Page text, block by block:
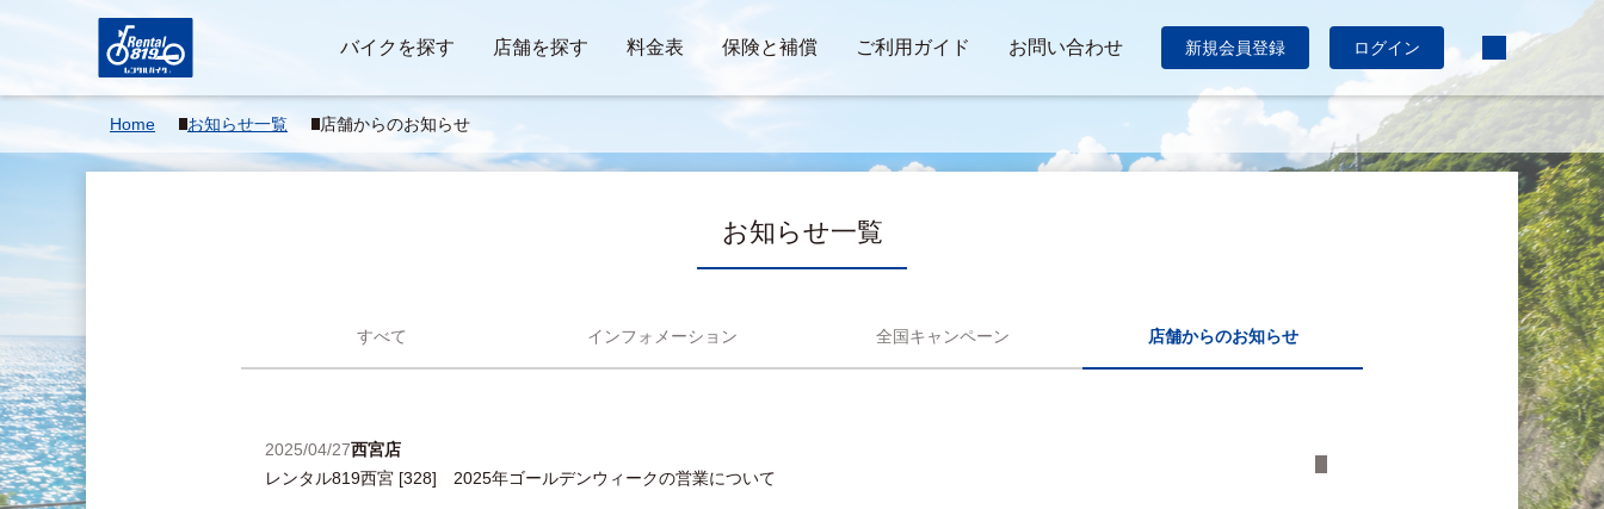
バイクを探す 店舗を探す 料金表 保険と補償 ご利用ガイド お問い合わせ 新規会員登録 ログイン
Home お知らせ一覧 店舗からのお知らせ
お知らせ一覧
すべて インフォメーション 全国キャンペーン 店舗からのお知らせ
2025/04/27西宮店
レンタル819西宮 [328] 2025年ゴールデンウィークの営業について